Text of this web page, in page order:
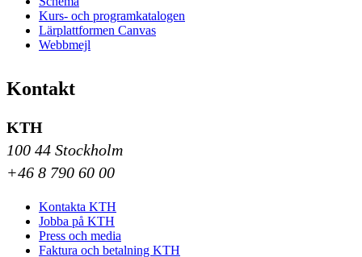
Kurs- och programkatalogen
Lärplattformen Canvas
Webbmejl
Kontakt
KTH
100 44 Stockholm
+46 8 790 60 00
Kontakta KTH
Jobba på KTH
Press och media
Faktura och betalning KTH